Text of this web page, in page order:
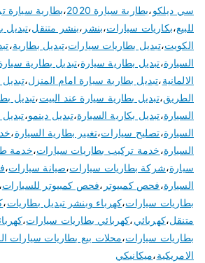
سي ديلكو،بطارية سيارة 2020 ،بطارية سيارة
للبيع،بكاريات سيارات،بنشر ،بنشر متنقل،تبديل
الكويت،تبديل بطاريات سيارات،تبديل بطارية،
السيارة،تبديل بطارية سيارة،تبديل بطارية
الالمانية،تبديل بطارية سيارة امام المنزل،
الطريق،تبديل بطارية سيارة عند البيت،تبديل
السيارة،تبديل بكارية السيارة،تبديل دينمو،
السيارة،تصليح سيارات،تغيير بطارية السيارة،
السيارة،خدمة تركيب بطاريات سيارات،خدمة
سيارة،شركة بطاريات سيارات،صيانة سيارات،
السيارة،فحص كمبيوتر ،فحص كمبيوتر للسيارات،
بطاريات سيارات،كهرباء وبنشر تبديل بطاريات،
متنقل،كهربائي،كهربائي بطاريات سيارات،
بطاريات سيارات،محلات بيع بطاريات سيارات
الامريكية،ميكانيكي